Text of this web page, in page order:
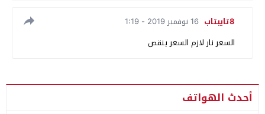
8تايبتاب
16 نوفمبر 2019 - 1:19
السعر نار لازم السعر ينقص
أحدث الهواتف